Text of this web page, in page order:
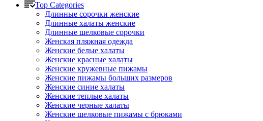
Top Categories
Длинные сорочки женские
Длинные халаты женские
Длинные шелковые сорочки
Женская пляжная одежда
Женские белые халаты
Женские красные халаты
Женские кружевные пижамы
Женские пижамы больших размеров
Женские синие халаты
Женские теплые халаты
Женские черные халаты
Женские шелковые пижамы с брюками